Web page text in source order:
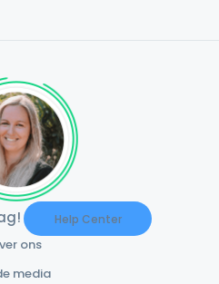
Help Center
ons
media